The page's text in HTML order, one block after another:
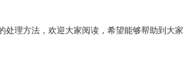
理方法，欢迎大家阅读，希望能够帮助到大家